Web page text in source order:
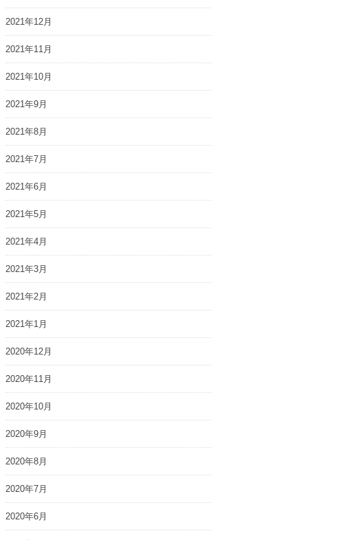
2021年12月
2021年11月
2021年10月
2021年9月
2021年8月
2021年7月
2021年6月
2021年5月
2021年4月
2021年3月
2021年2月
2021年1月
2020年12月
2020年11月
2020年10月
2020年9月
2020年8月
2020年7月
2020年6月